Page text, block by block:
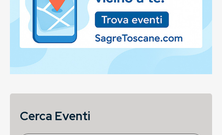
Cerca Eventi